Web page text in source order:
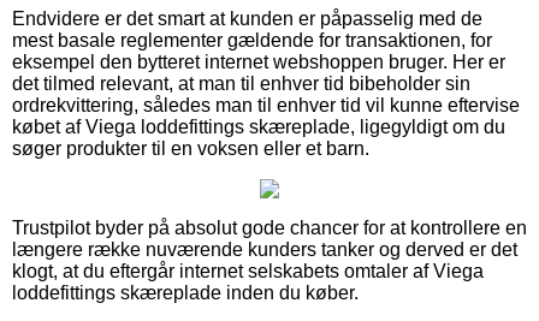
Endvidere er det smart at kunden er påpasselig med de
mest basale reglementer gældende for transaktionen, for
eksempel den bytteret internet webshoppen bruger. Her er
det tilmed relevant, at man til enhver tid bibeholder sin
ordrekvittering, således man til enhver tid vil kunne eftervise
købet af Viega loddefittings skæreplade, ligegyldigt om du
søger produkter til en voksen eller et barn.
Trustpilot byder på absolut gode chancer for at kontrollere en
længere række nuværende kunders tanker og derved er det
klogt, at du eftergår internet selskabets omtaler af Viega
loddefittings skæreplade inden du køber.